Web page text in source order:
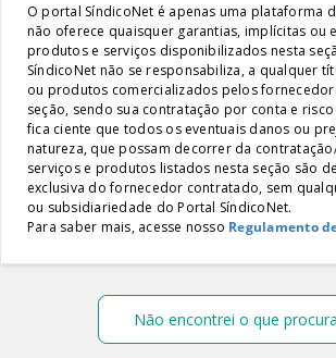
O portal SíndicoNet é apenas uma plataforma
não oferece quaisquer garantias, implícitas ou
produtos e serviços disponibilizados nesta
SíndicoNet não se responsabiliza, a qualquer
ou produtos comercializados pelos
seção, sendo sua contratação por conta e
fica ciente que todos os eventuais danos ou
natureza, que possam decorrer da
serviços e produtos listados nesta seção são
exclusiva do fornecedor contratado, sem
ou subsidiariedade do Portal SíndicoNet.
Para saber mais, acesse nosso Regulamento
Não encontrei o que